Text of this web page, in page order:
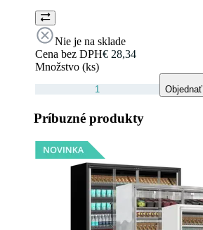
Nie je na sklade
Cena bez DPH€ 28,34
Množstvo (ks)
Objednať
Príbuzné produkty